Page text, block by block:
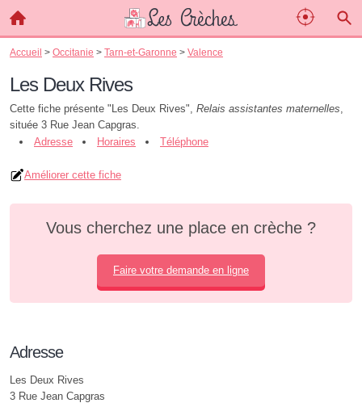
Accueil > Occitanie > Tarn-et-Garonne > Valence
Les Deux Rives
Cette fiche présente "Les Deux Rives", Relais assistantes maternelles,
située 3 Rue Jean Capgras.
Adresse
Horaires Téléphone
Améliorer cette fiche
Vous cherchez une place en crèche ?
Faire votre demande en ligne
Adresse
Les Deux Rives
3 Rue Jean Capgras